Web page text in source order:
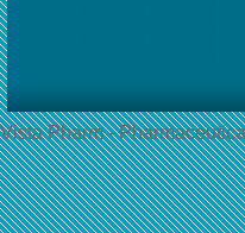
Vista Pharm -